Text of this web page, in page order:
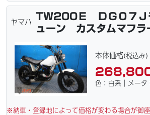
どこでも１万円〜4.5万円にて配達致しま
港止めになります）。☆盗難保険加入可能
ド各種取り扱ってます。仕様変更からレス
てます。当社ホームページにて詳細画像見
ヤマハ
TW200Ｅ ＤＧ０７Ｊ
ューン カスタムマフラ
本体価格(税込み)
色：白系｜メータ
※納車・登録地によって価格が変わる場合が御座